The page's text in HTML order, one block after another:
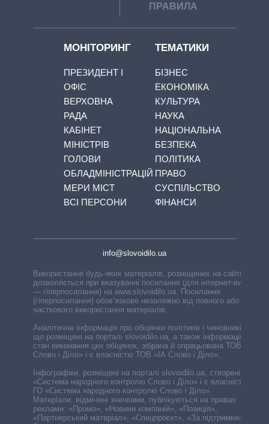
ПРАВИЛА
МОНІТОРИНГ
ПРЕЗИДЕНТ І
ОФІС
ВЕРХОВНА
РАДА
КАБІНЕТ
МІНІСТРІВ
ГОЛОВИ
ОБЛАДМІНІСТРАЦІЙ
МЕРИ МІСТ
ВСІ ПЕРСОНИ
ТЕМАТИКИ
БІЗНЕС
ЕКОНОМІКА
КУЛЬТУРА
НАУКА
НАЦІОНАЛЬНА
БЕЗПЕКА
ПОЛІТИКА
ПРАВО
СУСПІЛЬСТВО
ФІНАНСИ
info@slovoidilo.ua
Використання будь-яких матеріалів, розміщених на сайті,
дозволяється при вказуванні посилання (для інтернет-видань
— гіперпосилання) на www.slovoidilo.ua. Посилання
(гіперпосилання) обов’язкове незалежно від повного або
часткового використання матеріалів.
Аналітична інформація про обіцянки політиків і чиновників,
що розміщені на порталі slovoidilo.ua, а також інформація про
стан виконання цих обіцянок, зібрана й опрацьована ТОВ «ІА
Слово і Діло» і є власністю ТОВ «ІА Слово і Діло».
Інфографіки, розміщені на порталі slovoidilo.ua, створені ГО
«Система народного контролю Слово і Діло» і є власністю
ГО «Система народного контролю Слово і Діло».
Матеріали, відмічені значками, публікуються на правах
реклами: «Промо», «Новини компаній», «Позиція»,
«Партнерський матеріал», «Спецпроєкт», «За підтримки».